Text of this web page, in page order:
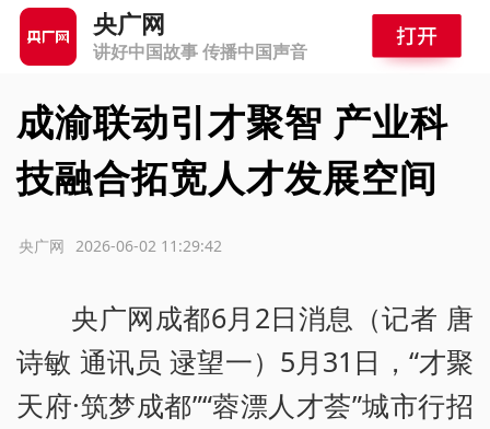
央广网
讲好中国故事 传播中国声音
成渝联动引才聚智 产业科
技融合拓宽人才发展空间
2026-06-02 11:29:42
央广网
央广网成都6月2日消息（记者 唐
诗敏 通讯员 逯望一）5月31日，“才聚
天府·筑梦成都”“蓉漂人才荟”城市行招